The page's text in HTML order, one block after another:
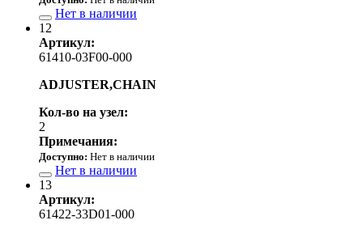
Нет в наличии
12
Артикул:
61410-03F00-000
ADJUSTER,CHAIN
Кол-во на узел:
2
Примечания:
Доступно: Нет в наличии
Нет в наличии
13
Артикул:
61422-33D01-000